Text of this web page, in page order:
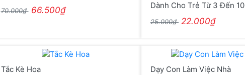
70.000₫ 66.500₫
Dành Cho Trẻ Từ 3 Đến
25.000₫ 22.000₫
Tắc Kè Hoa Dạy Con Làm Việc Nhà